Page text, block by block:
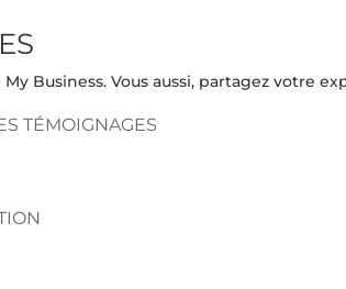
My Business. Vous aussi, partagez votre
TÉMOIGNAGES